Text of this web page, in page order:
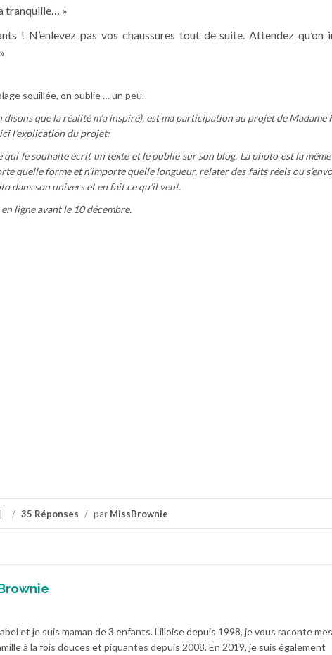
tranquille… »
! N’enlevez pas vos chaussures tout de suite. Attendez qu’on
souillée, on oublie … un peu.
que la réalité m’a inspiré), est ma participation au projet de Madame
l’explication du projet:
qui le souhaite écrit un texte et le publie sur son blog. La photo est la
quelle forme et n’importe quelle longueur, relater des faits réels ou
dans son univers et en fait ce qu’il veut.
ligne avant le 10 décembre.
/ 35 Réponses / par MissBrownie
et je suis maman de 3 enfants. Lilloise depuis 1998, je vous raconte mes
à la fois douces et piquantes depuis 2008. En 2019, je suis également